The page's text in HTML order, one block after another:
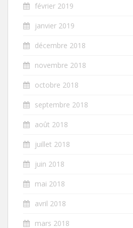
février 2019
janvier 2019
décembre 2018
novembre 2018
octobre 2018
septembre 2018
août 2018
juillet 2018
juin 2018
mai 2018
avril 2018
mars 2018